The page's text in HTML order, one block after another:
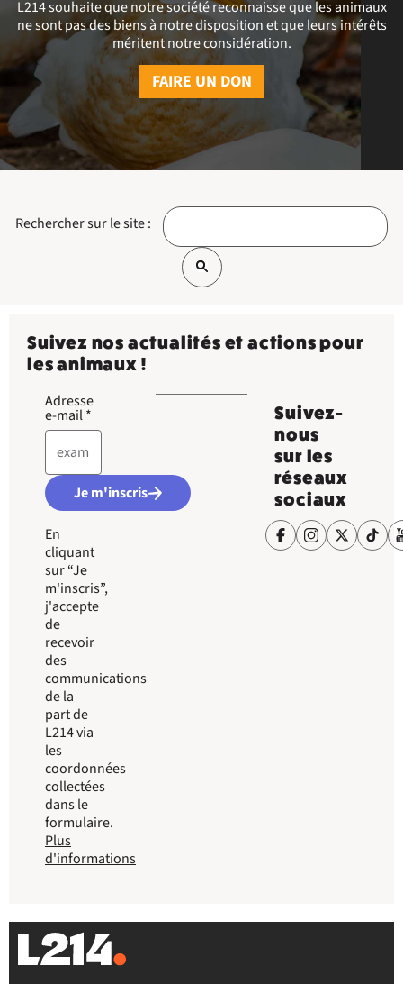
L214 souhaite que notre société reconnaisse que les animaux
ne sont pas des biens à notre disposition et que leurs intérêts
méritent notre considération.
FAIRE UN DON
Rechercher sur le site :
Suivez nos actualités et actions pour
les animaux !
Adresse
e-mail*
Je m'inscris
En
cliquant
sur “Je
m'inscris”,
j'accepte
de
recevoir
des
communications
de la
part de
L214 via
les
coordonnées
collectées
dans le
formulaire.
Plus
d'informations
Suivez-
nous
sur les
réseaux
sociaux